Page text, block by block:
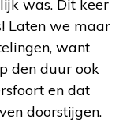
was. Dit keer
Laten we maar
want
den duur ook
en dat
doorstijgen.